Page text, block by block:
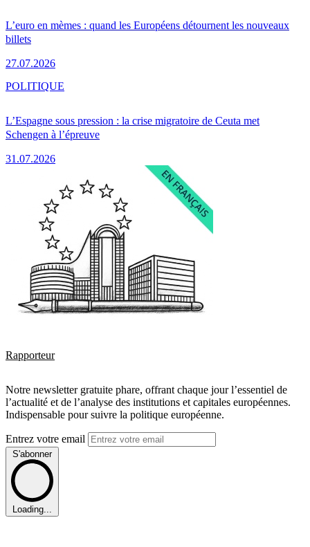
L’euro en mèmes : quand les Européens détournent les nouveaux
billets
27.07.2026
L’Espagne sous pression : la crise migratoire de Ceuta met
Schengen à l’épreuve
31.07.2026
POLITIQUE
Rapporteur
Notre newsletter gratuite phare, offrant chaque jour l’essentiel de
l’actualité et de l’analyse des institutions et capitales européennes.
Indispensable pour suivre la politique européenne.
Entrez votre email
S'abonner
Loading...